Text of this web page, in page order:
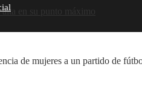
en su punto máximo
de mujeres a un partido de